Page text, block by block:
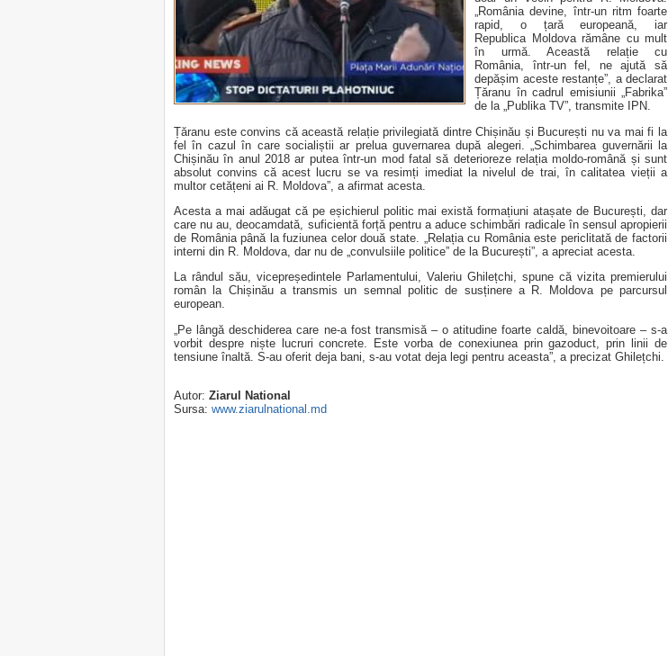
„România devine, într-un ritm foarte
rapid, o țară europeană, iar
Republica Moldova rămâne cu mult
în urmă. Această relație cu
România, într-un fel, ne ajută să
depășim aceste restanțe”, a declarat
Țăranu în cadrul emisiunii „Fabrika”
de la „Publika TV”, transmite IPN.
Țăranu este convins că această relație privilegiată dintre Chișinău și București nu va mai fi la
fel în cazul în care socialiștii ar prelua guvernarea după alegeri. „Schimbarea guvernării la
Chișinău în anul 2018 ar putea într-un mod fatal să deterioreze relația moldo-română și sunt
absolut convins că acest lucru se va resimți imediat la nivelul de trai, în calitatea vieții a
multor cetățeni ai R. Moldova”, a afirmat acesta.
Acesta a mai adăugat că pe eșichierul politic mai există formațiuni atașate de București, dar
care nu au, deocamdată, suficientă forță pentru a aduce schimbări radicale în sensul apropierii
de România până la fuziunea celor două state. „Relația cu România este periclitată de factorii
interni din R. Moldova, dar nu de „convulsiile politice” de la București”, a apreciat acesta.
La rândul său, vicepreședintele Parlamentului, Valeriu Ghilețchi, spune că vizita premierului
român la Chișinău a transmis un semnal politic de susținere a R. Moldova pe parcursul
european.
„Pe lângă deschiderea care ne-a fost transmisă – o atitudine foarte caldă, binevoitoare – s-a
vorbit despre niște lucruri concrete. Este vorba de conexiunea prin gazoduct, prin linii de
tensiune înaltă. S-au oferit deja bani, s-au votat deja legi pentru aceasta”, a precizat Ghilețchi.
Autor: Ziarul National
Sursa: www.ziarulnational.md